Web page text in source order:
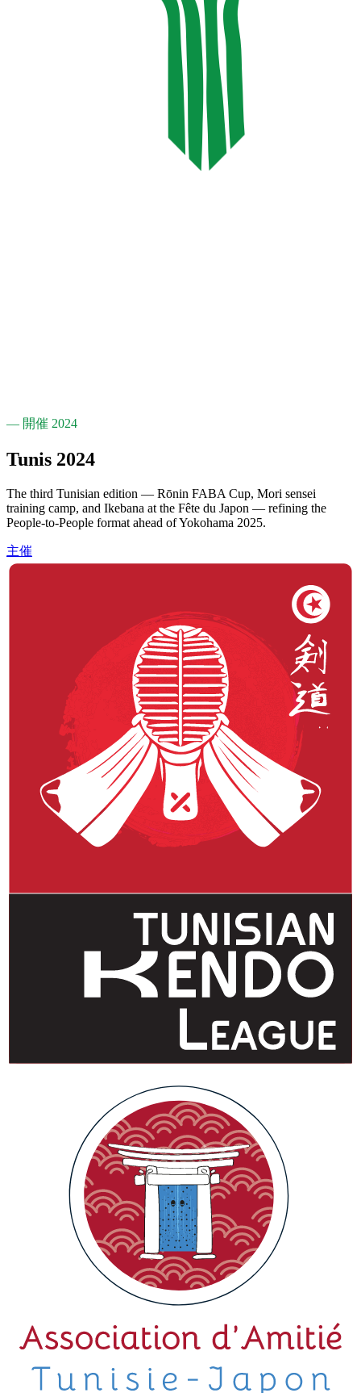
— 開催 2024
Tunis 2024
The third Tunisian edition — Rōnin FABA Cup, Mori sensei
training camp, and Ikebana at the Fête du Japon — refining the
People-to-People format ahead of Yokohama 2025.
主催